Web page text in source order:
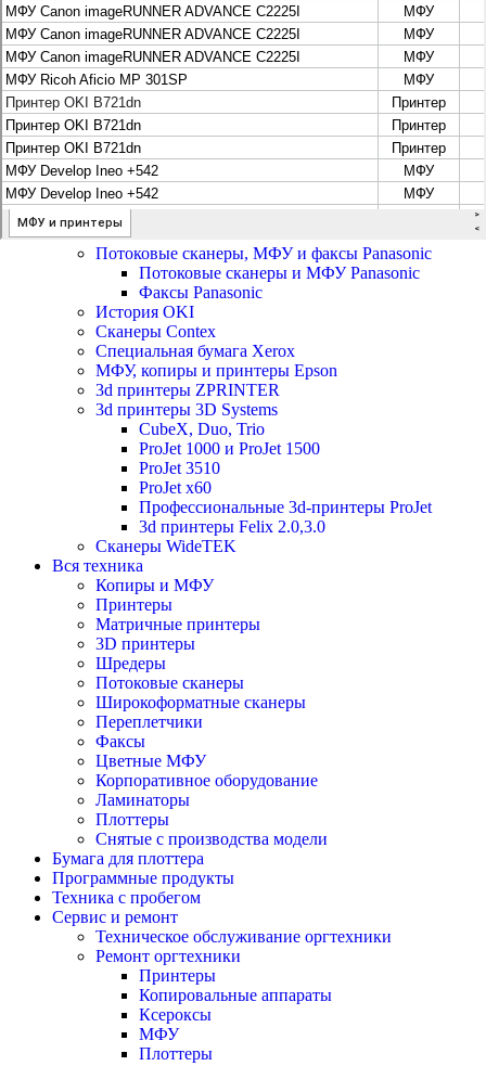
МФУ, сканеры, плоттеры и принтеры Canon
Плоттеры Canon
Принтеры и МФУ Canon
Сканеры Canon
Распродажа картриджей Canon
МФУ, сканеры, плоттеры и принтеры HP
Принтеры и МФУ HP
Плоттеры hp
МФУ, копиры и принтеры OKI
МФУ, копиры и принтеры RICOH
Ремонт и продажа копировальных аппаратов
Infotec
Потоковые сканеры, МФУ и факсы Panasonic
Потоковые сканеры и МФУ Panasonic
Факсы Panasonic
История OKI
Сканеры Contex
Специальная бумага Xerox
МФУ, копиры и принтеры Epson
3d принтеры ZPRINTER
3d принтеры 3D Systems
CubeX, Duo, Trio
ProJet 1000 и ProJet 1500
ProJet 3510
ProJet x60
Профессиональные 3d-принтеры ProJet
3d принтеры Felix 2.0,3.0
Сканеры WideTEK
Вся техника
Копиры и МФУ
Принтеры
Матричные принтеры
3D принтеры
Шредеры
Потоковые сканеры
Широкоформатные сканеры
Переплетчики
Факсы
Цветные МФУ
Корпоративное оборудование
Ламинаторы
Плоттеры
Снятые с производства модели
Бумага для плоттера
Программные продукты
Техника с пробегом
Сервис и ремонт
Техническое обслуживание оргтехники
Ремонт оргтехники
Принтеры
Копировальные аппараты
Ксероксы
МФУ
Плоттеры